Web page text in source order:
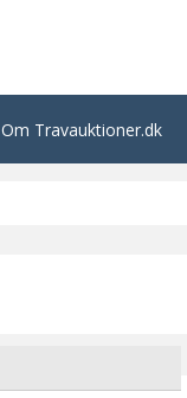
Om Travauktioner.dk